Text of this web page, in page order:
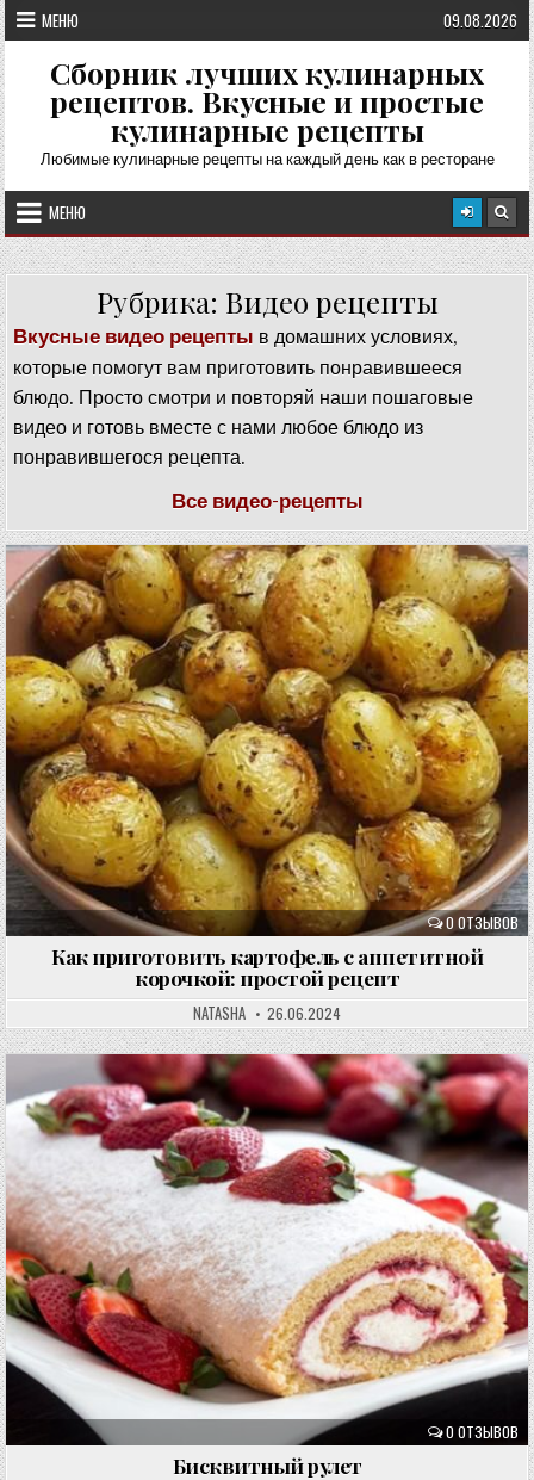
Перейти
к
содержимому
МЕНЮ 09.08.2026
Сборник лучших кулинарных
рецептов. Вкусные и простые
кулинарные рецепты
Любимые кулинарные рецепты на каждый день как в ресторане
МЕНЮ
Рубрика: Видео рецепты
Вкусные видео рецепты в домашних условиях,
которые помогут вам приготовить понравившееся
блюдо. Просто смотри и повторяй наши пошаговые
видео и готовь вместе с нами любое блюдо из
понравившегося рецепта.
Все видео-рецепты
0 ОТЗЫВОВ
Как приготовить картофель с аппетитной
корочкой: простой рецепт
NATASHA 26.06.2024
0 ОТЗЫВОВ
Бисквитный рулет